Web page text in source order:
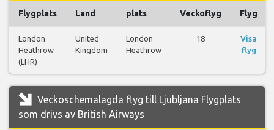
Flygplats Land plats Veckoflyg Flyg
London
Heathrow
(LHR)
United
Kingdom
London
Heathrow
18
Visa
flyg
Veckoschemalagda flyg till Ljubljana Flygplats
som drivs av British Airways